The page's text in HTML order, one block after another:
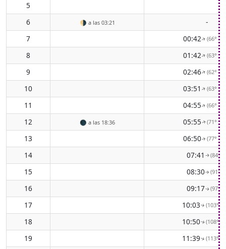
5
6
🌗 a las 03:21
-
7
00:42↑(66°
8 01:42↑(63°
9 02:46↑(62°
10 03:51 ↑(63°
11 04:55↑(66°
12 🌑 a las 18:36 05:55↑(71°
13 06:50↑(77°
14 07:41 ↑(84° E)
15 08:30↑(91° E)
16 09:17↑(97° E)
17 10:03↑(103°
18 10:50↑(108°
19 11:39↑(113°